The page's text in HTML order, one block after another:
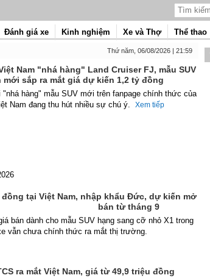
Đánh giá xe Kinh nghiệm Xe và Thợ Thể thao
Thứ năm, 06/08/2026 | 21:59
Nam "nhá hàng" Land Cruiser FJ, mẫu SUV
mới sắp ra mắt giá dự kiến 1,2 tỷ đồng
"nhá hàng" mẫu SUV mới trên fanpage chính thức của
Nam đang thu hút nhiều sự chú ý. Xem tiếp
đồng tại Việt Nam, nhập khẩu Đức, dự kiến mở
bán từ tháng 9
bán dành cho mẫu SUV hạng sang cỡ nhỏ X1 trong
vẫn chưa chính thức ra mắt thị trường.
ra mắt Việt Nam, giá từ 49,9 triệu đồng